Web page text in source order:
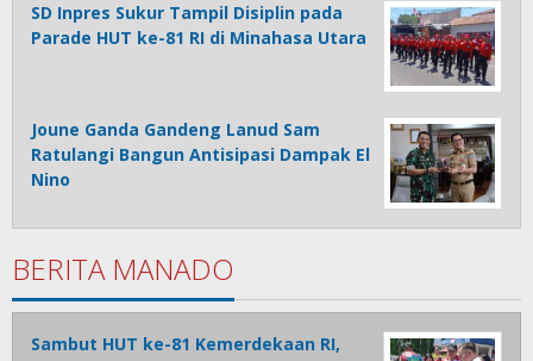
SD Inpres Sukur Tampil Disiplin pada
Parade HUT ke-81 RI di Minahasa Utara
Joune Ganda Gandeng Lanud Sam
Ratulangi Bangun Antisipasi Dampak El
Nino
BERITA MANADO
Sambut HUT ke-81 Kemerdekaan RI,